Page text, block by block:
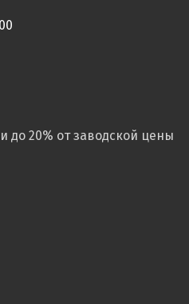
до 20% от заводской цены